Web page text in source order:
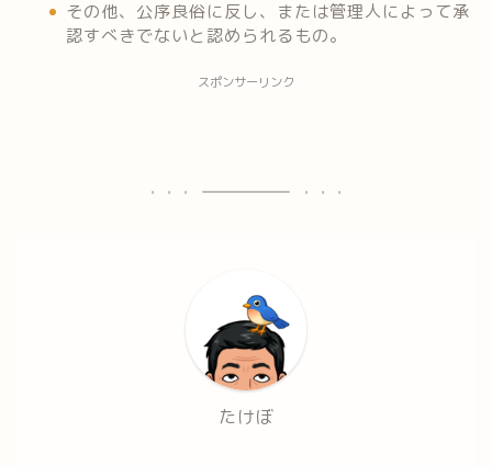
その他、公序良俗に反し、または管理人によって承
認すべきでないと認められるもの。
スポンサーリンク
たけぼ